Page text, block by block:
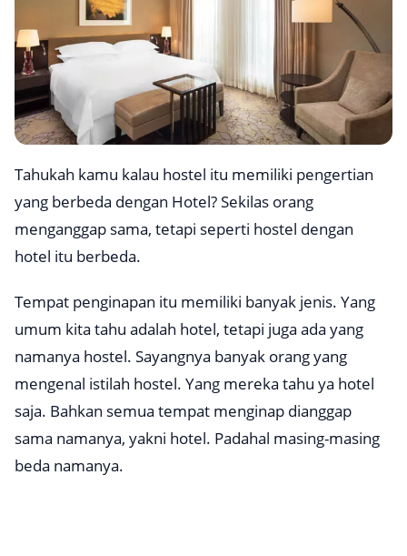
Tahukah kamu kalau hostel itu memiliki pengertian
yang berbeda dengan Hotel? Sekilas orang
menganggap sama, tetapi seperti hostel dengan
hotel itu berbeda.
Tempat penginapan itu memiliki banyak jenis. Yang
umum kita tahu adalah hotel, tetapi juga ada yang
namanya hostel. Sayangnya banyak orang yang
mengenal istilah hostel. Yang mereka tahu ya hotel
saja. Bahkan semua tempat menginap dianggap
sama namanya, yakni hotel. Padahal masing-masing
beda namanya.